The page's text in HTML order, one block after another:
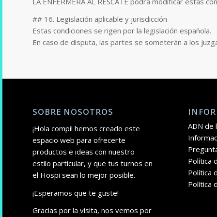
## 16. Legislación aplicable y jurisdicción
Estas condiciones se rigen por la legislación española.
En caso de disputa, las partes se someterán a los
SOBRE NOSOTROS
¡Hola compi! hemos creado este
espacio web para ofrecerte
productos e ideas con nuestro
estilo particular, y que tus turnos en
el Hospi sean lo mejor posible.
¡Esperamos que te guste!
Gracias por la visita, nos vemos por
ADN de
Política
Política
Política